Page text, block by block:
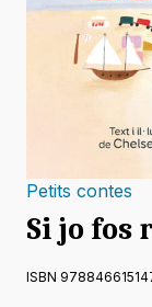
Petits contes
Si jo fos
ISBN